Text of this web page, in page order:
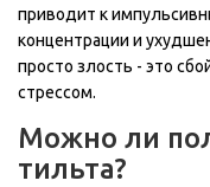
приводит к
концентрации и
просто злость - это
стрессом.
Можно ли
тильта?